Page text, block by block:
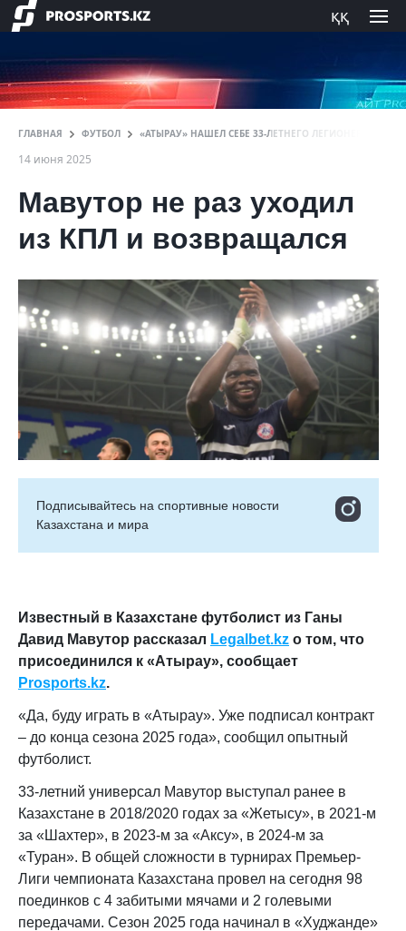
ққ
ГЛАВНАЯ ФУТБОЛ «АТЫРАУ» НАШЕЛ СЕБЕ 33-ЛЕТНЕГО ЛЕГИОНЕРА В
14 июня 2025
Мавутор не раз уходил
из КПЛ и возвращался
Подписывайтесь на cпортивные новости
Казахстана и мира
Известный в Казахстане футболист из Ганы
Давид Мавутор рассказал Legalbet.kz о том, что
присоединился к «Атырау», сообщает
Prosports.kz.
«Да, буду играть в «Атырау». Уже подписал контракт
– до конца сезона 2025 года», сообщил опытный
футболист.
33-летний универсал Мавутор выступал ранее в
Казахстане в 2018/2020 годах за «Жетысу», в 2021-м
за «Шахтер», в 2023-м за «Аксу», в 2024-м за
«Туран». В общей сложности в турнирах Премьер-
Лиги чемпионата Казахстана провел на сегодня 98
поединков с 4 забитыми мячами и 2 голевыми
передачами. Сезон 2025 года начинал в «Худжанде»